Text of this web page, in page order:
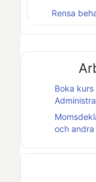
Rensa
Boka
och